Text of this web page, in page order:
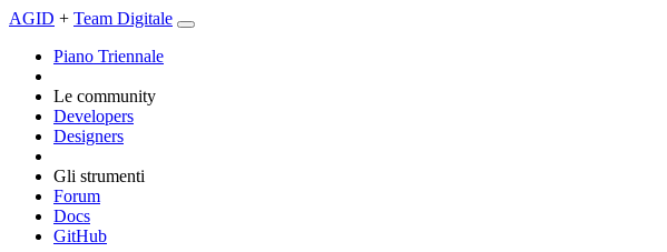
AGID + Team Digitale
Piano Triennale
Le community
Developers
Designers
Gli strumenti
Forum
Docs
GitHub